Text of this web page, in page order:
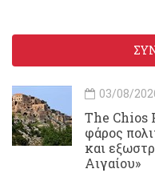
03/08/
Τhe Chios
φάρος
και
Αιγαίου»